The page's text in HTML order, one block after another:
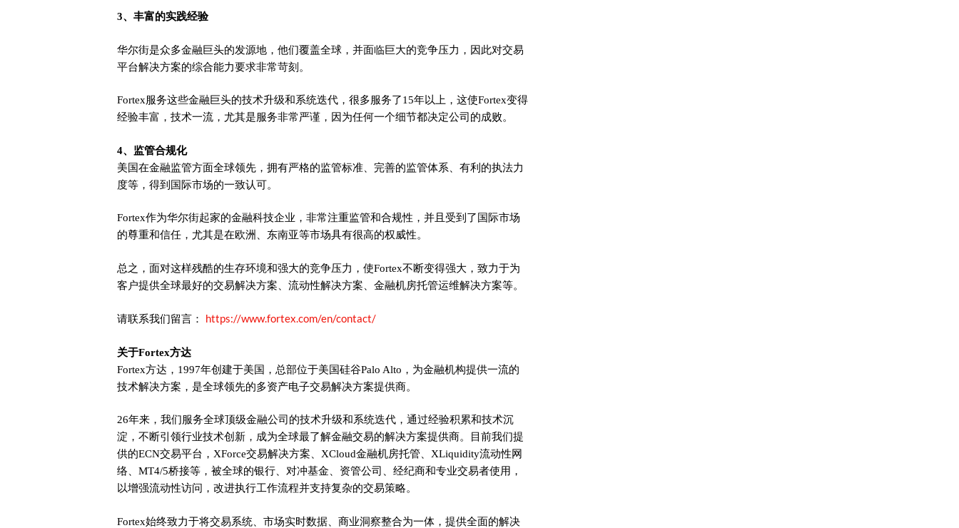
3、丰富的实践经验
华尔街是众多金融巨头的发源地，他们覆盖全球，并面临巨大的竞争压力，因此对交易
平台解决方案的综合能力要求非常苛刻。
Fortex服务这些金融巨头的技术升级和系统迭代，很多服务了15年以上，这使Fortex变得
经验丰富，技术一流，尤其是服务非常严谨，因为任何一个细节都决定公司的成败。
4、监管合规化
美国在金融监管方面全球领先，拥有严格的监管标准、完善的监管体系、有利的执法力
度等，得到国际市场的一致认可。
Fortex作为华尔街起家的金融科技企业，非常注重监管和合规性，并且受到了国际市场
的尊重和信任，尤其是在欧洲、东南亚等市场具有很高的权威性。
总之，面对这样残酷的生存环境和强大的竞争压力，使Fortex不断变得强大，致力于为
客户提供全球最好的交易解决方案、流动性解决方案、金融机房托管运维解决方案等。
请联系我们留言： https://www.fortex.com/en/contact/
关于Fortex方达
Fortex方达，1997年创建于美国，总部位于美国硅谷Palo Alto，为金融机构提供一流的
技术解决方案，是全球领先的多资产电子交易解决方案提供商。
26年来，我们服务全球顶级金融公司的技术升级和系统迭代，通过经验积累和技术沉
淀，不断引领行业技术创新，成为全球最了解金融交易的解决方案提供商。目前我们提
供的ECN交易平台，XForce交易解决方案、XCloud金融机房托管、XLiquidity流动性网
络、MT4/5桥接等，被全球的银行、对冲基金、资管公司、经纪商和专业交易者使用，
以增强流动性访问，改进执行工作流程并支持复杂的交易策略。
Fortex始终致力于将交易系统、市场实时数据、商业洞察整合为一体，提供全面的解决